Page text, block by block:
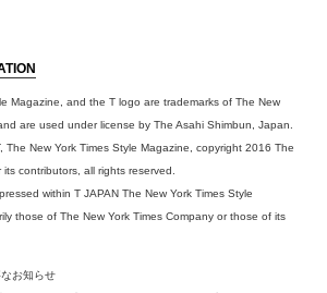
Magazine, and the T logo are trademarks of The New
are used under license by The Asahi Shimbun, Japan.
The New York Times Style Magazine, copyright 2016 The
contributors, all rights reserved.
within T JAPAN The New York Times Style
those of The New York Times Company or those of its
お知らせ